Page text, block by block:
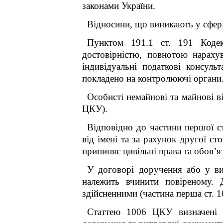
законами України.
Відносини, що виникають у
Пунктом 191 .1 ст. 191
достовірністю, повнотою
індивідуальні податкові
покладено на контролюючі
Особисті немайнові та майнові
ЦКУ).
Відповідно до частини першої
від імені та за рахунок другої
припиняє цивільні права та
У договорі доручення або у
належить вчинити
здійсненними (частина перша
Статтею 1006 ЦКУ визначені